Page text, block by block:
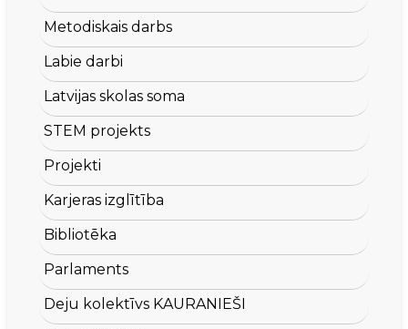
Metodiskais darbs
Labie darbi
Latvijas skolas soma
STEM projekts
Projekti
Karjeras izglītība
Bibliotēka
Parlaments
Deju kolektīvs KAURANIEŠI